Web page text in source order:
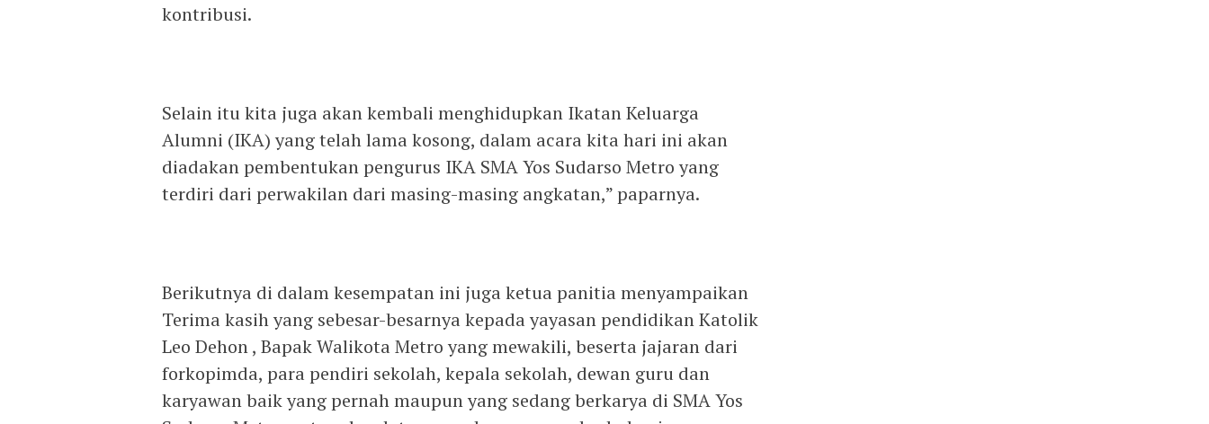
kontribusi.
Selain itu kita juga akan kembali menghidupkan Ikatan Keluarga
Alumni (IKA) yang telah lama kosong, dalam acara kita hari ini akan
diadakan pembentukan pengurus IKA SMA Yos Sudarso Metro yang
terdiri dari perwakilan dari masing-masing angkatan,” paparnya.
Berikutnya di dalam kesempatan ini juga ketua panitia menyampaikan
Terima kasih yang sebesar-besarnya kepada yayasan pendidikan Katolik
Leo Dehon , Bapak Walikota Metro yang mewakili, beserta jajaran dari
forkopimda, para pendiri sekolah, kepala sekolah, dewan guru dan
karyawan baik yang pernah maupun yang sedang berkarya di SMA Yos